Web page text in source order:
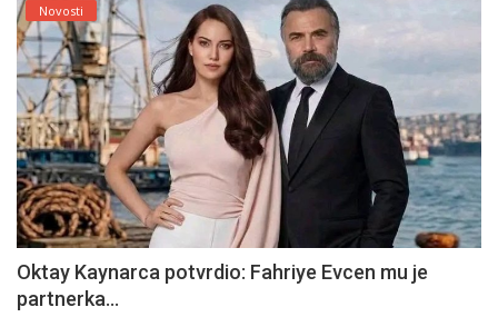
Novosti
Oktay Kaynarca potvrdio: Fahriye Evcen mu je
partnerka...